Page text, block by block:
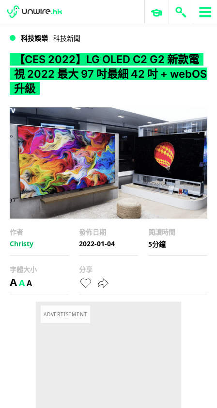
WWDC 2026 ERP 與商業 AI
科技娛樂 科技新聞
【CES 2022】LG OLED C2 G2 新款電
視 2022 最大 97 吋最細 42 吋 + webOS
升級
作者
Christy
發佈日期
2022-01-04
閱讀時間
5分鐘
字體大小
AAA
分享
ADVERTISEMENT